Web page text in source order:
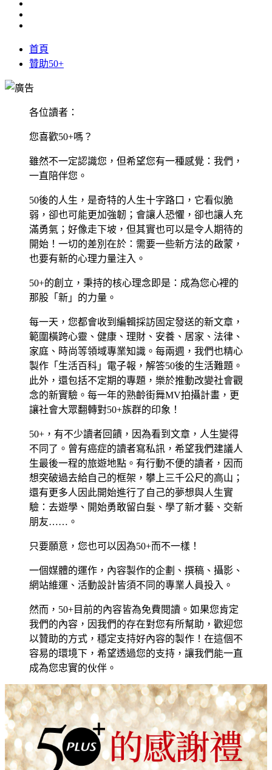
首頁
贊助50+
各位讀者：
您喜歡50+嗎？
雖然不一定認識您，但希望您有一種感覺：我們，
一直陪伴您。
50後的人生，是奇特的人生十字路口，它看似脆
弱，卻也可能更加強韌；會讓人恐懼，卻也讓人充
滿勇氣；好像走下坡，但其實也可以是令人期待的
開始！一切的差別在於：需要一些新方法的啟蒙，
也要有新的心理力量注入。
50+的創立，秉持的核心理念即是：成為您心裡的
那股「新」的力量。
每一天，您都會收到編輯採訪固定發送的新文章，
範圍橫跨心靈、健康、理財、安養、居家、法律、
家庭、時尚等領域專業知識。每兩週，我們也精心
製作「生活百科」電子報，解答50後的生活難題。
此外，還包括不定期的專題，樂於推動改變社會觀
念的新實驗。每一年的熟齡街舞MV拍攝計畫，更
讓社會大眾翻轉對50+族群的印象！
50+，有不少讀者回饋，因為看到文章，人生變得
不同了。曾有癌症的讀者寫私訊，希望我們建議人
生最後一程的旅遊地點。有行動不便的讀者，因而
想突破過去給自己的框架，攀上三千公尺的高山；
還有更多人因此開始進行了自己的夢想與人生實
驗：去遊學、開始勇敢留白髮、學了新才藝、交新
朋友……。
只要願意，您也可以因為50+而不一樣！
一個媒體的運作，內容製作的企劃、撰稿、攝影、
網站維運、活動設計皆須不同的專業人員投入。
然而，50+目前的內容皆為免費閱讀。如果您肯定
我們的內容，因我們的存在對您有所幫助，歡迎您
以贊助的方式，穩定支持好內容的製作！在這個不
容易的環境下，希望透過您的支持，讓我們能一直
成為您忠實的伙伴。